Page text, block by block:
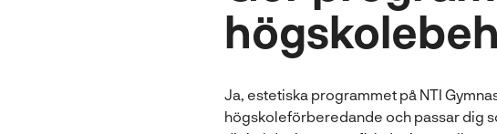
Ja, estetiska programmet på NTI
högskoleförberedande och passar dig